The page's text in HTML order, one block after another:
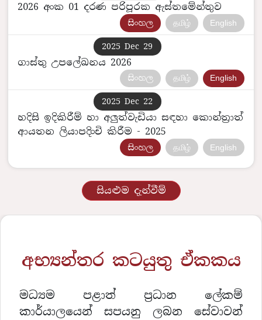
2026 අංක 01 දරණ පරිපූරක ඇස්තමේන්තුව
සිංහල தமிழ் English
2025 Dec 29
ගාස්තු උපලේඛනය 2026
සිංහල தமிழ் English
2025 Dec 22
හදිසි ඉදිකිරීම් හා අලුත්වැඩියා සඳහා කොන්ත්‍රාත්
ආයතන ලියාපදිංචි කිරීම - 2025
සිංහල தமிழ் English
සියළුම දැන්වීම්
අභ්‍යන්තර කටයුතු ඒකකය
මධ්‍යම පළාත් ප්‍රධාන ලේකම්
කාර්යාලයෙන් සපයනු ලබන සේවාවන්